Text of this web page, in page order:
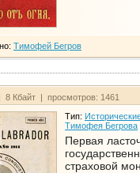
Тимофей Бегров
8 Кбайт | просмотров: 1461
Тип:
Тимофея Бегрова
Первая
страховой